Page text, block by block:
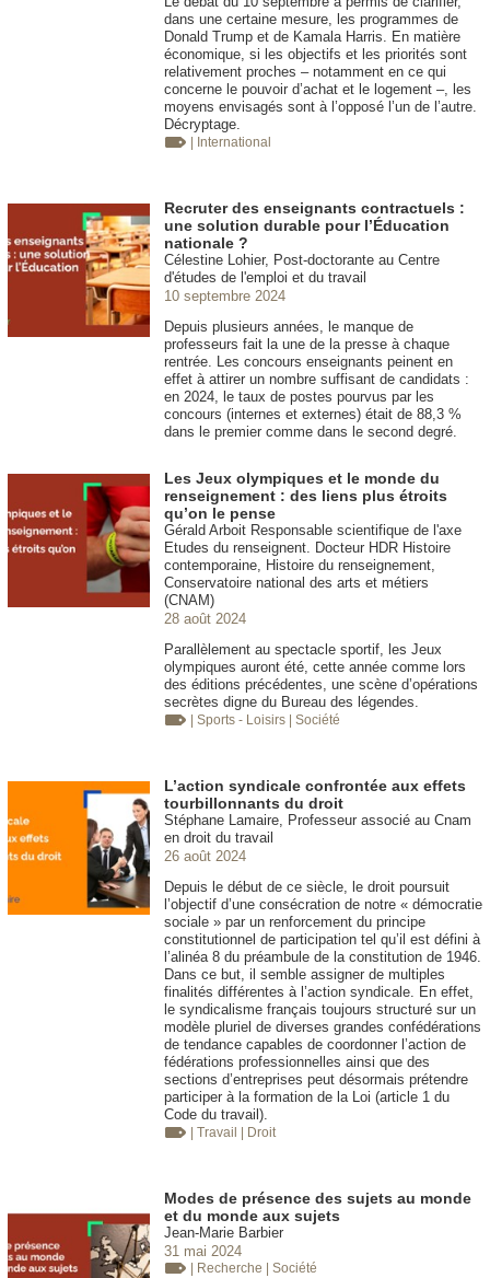
dans une certaine mesure, les programmes de
Donald Trump et de Kamala Harris. En matière
économique, si les objectifs et les priorités sont
relativement proches – notamment en ce qui
concerne le pouvoir d’achat et le logement –, les
moyens envisagés sont à l’opposé l’un de l’autre.
Décryptage.
| International
Recruter des enseignants contractuels :
une solution durable pour l’Éducation
nationale ?
Célestine Lohier, Post-doctorante au Centre
d'études de l'emploi et du travail
10 septembre 2024
Depuis plusieurs années, le manque de
professeurs fait la une de la presse à chaque
rentrée. Les concours enseignants peinent en
effet à attirer un nombre suffisant de candidats :
en 2024, le taux de postes pourvus par les
concours (internes et externes) était de 88,3 %
dans le premier comme dans le second degré.
Les Jeux olympiques et le monde du
renseignement : des liens plus étroits
qu’on le pense
Gérald Arboit Responsable scientifique de l'axe
Etudes du renseignent. Docteur HDR Histoire
contemporaine, Histoire du renseignement,
Conservatoire national des arts et métiers
(CNAM)
28 août 2024
Parallèlement au spectacle sportif, les Jeux
olympiques auront été, cette année comme lors
des éditions précédentes, une scène d’opérations
secrètes digne du Bureau des légendes.
| Sports - Loisirs | Société
L’action syndicale confrontée aux effets
tourbillonnants du droit
Stéphane Lamaire, Professeur associé au Cnam
en droit du travail
26 août 2024
Depuis le début de ce siècle, le droit poursuit
l’objectif d’une consécration de notre « démocratie
sociale » par un renforcement du principe
constitutionnel de participation tel qu’il est défini à
l’alinéa 8 du préambule de la constitution de 1946.
Dans ce but, il semble assigner de multiples
finalités différentes à l’action syndicale. En effet,
le syndicalisme français toujours structuré sur un
modèle pluriel de diverses grandes confédérations
de tendance capables de coordonner l’action de
fédérations professionnelles ainsi que des
sections d’entreprises peut désormais prétendre
participer à la formation de la Loi (article 1 du
Code du travail).
| Travail | Droit
Modes de présence des sujets au monde
et du monde aux sujets
Jean-Marie Barbier
31 mai 2024
| Recherche | Société